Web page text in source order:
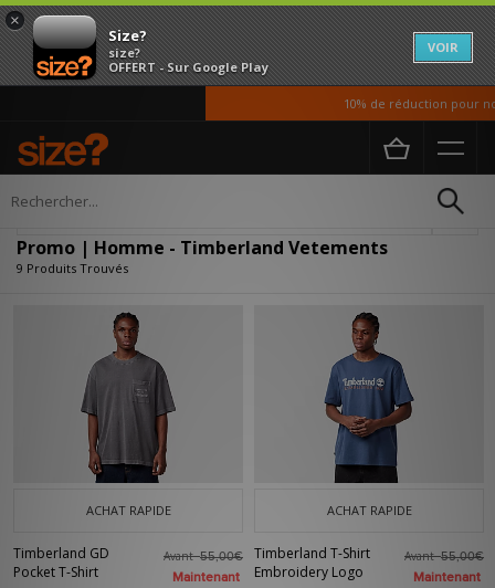
×
Size?
size?
OFFERT - Sur Google Play
VOIR
10% de réduction pour nos
Accueil Homme
Promo | Homme - Timberland Vetements
9 Produits Trouvés
ACHAT RAPIDE
Timberland GD
Pocket T-Shirt
Avant55,00€
Maintenant
ACHAT RAPIDE
Timberland T-Shirt
Embroidery Logo
Avant55,00€
Maintenant